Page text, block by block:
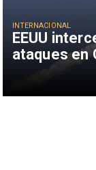
EEUU
ataques en
INTERNACIONAL